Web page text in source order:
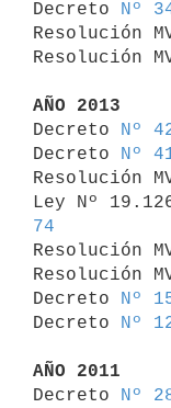
Decreto
Nº
Resolución
Resolución
AÑO 2013
Decreto
Nº
Decreto
Nº
Resolución
74
Resolución
Resolución
Decreto
Nº
Decreto
Nº
AÑO 2011
Decreto
Nº